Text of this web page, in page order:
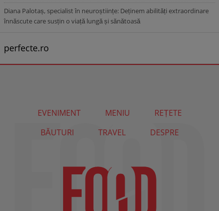
Diana Palotaș, specialist în neuroștiințe: Deținem abilități extraordinare
înnăscute care susțin o viață lungă și sănătoasă
perfecte.ro
EVENIMENT MENIU
REȚETE
BĂUTURI
TRAVEL DESPRE